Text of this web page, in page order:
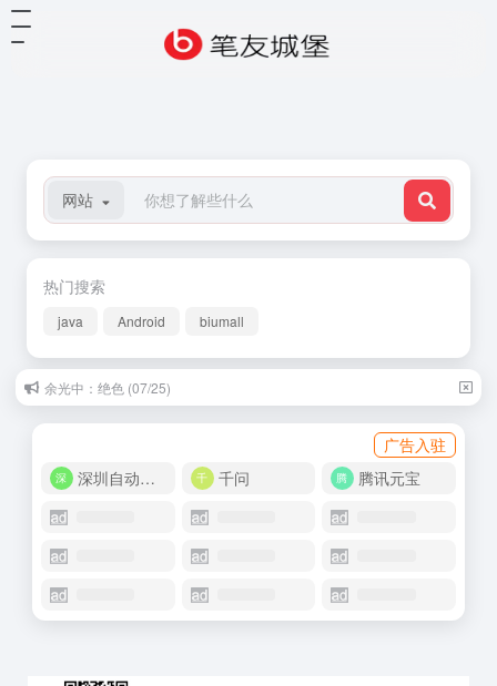
网站
热门搜索
java Android biumall
朱自清：看花 (06/23)
广告入驻
深圳自动化商城
千问 腾讯元宝